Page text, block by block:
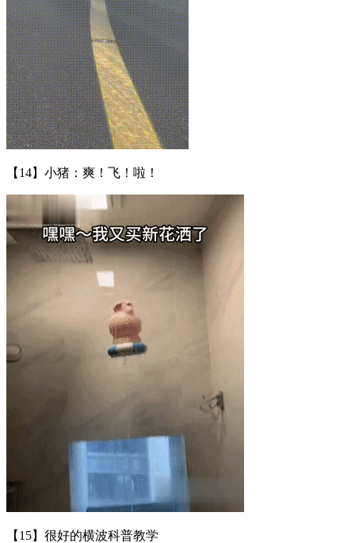
【14】小猪：爽！飞！啦！
【15】很好的横波科普教学